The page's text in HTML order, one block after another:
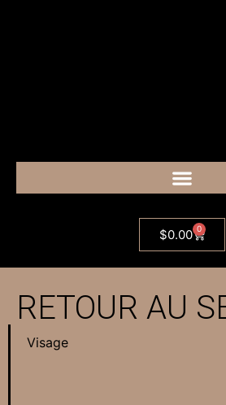
$0.00 0
RETOUR AU
Visage